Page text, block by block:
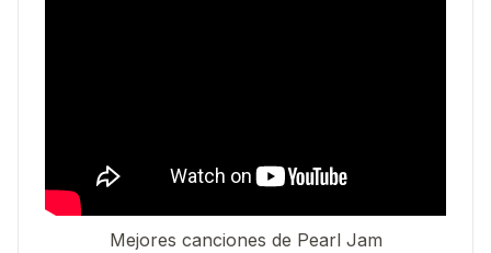
Mejores canciones de Pearl Jam